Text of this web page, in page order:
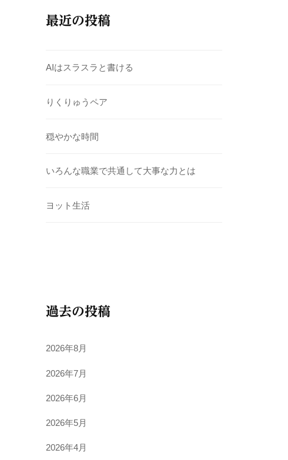
最近の投稿
AIはスラスラと書ける
りくりゅうペア
穏やかな時間
いろんな職業で共通して大事な力とは
ヨット生活
過去の投稿
2026年8月
2026年7月
2026年6月
2026年5月
2026年4月